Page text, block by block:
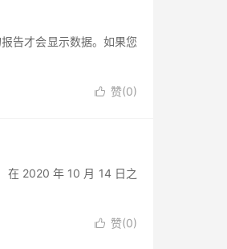
告才会显示数据。如果您
 赞(0)
在 2020 年 10 月 14 日之
 赞(0)